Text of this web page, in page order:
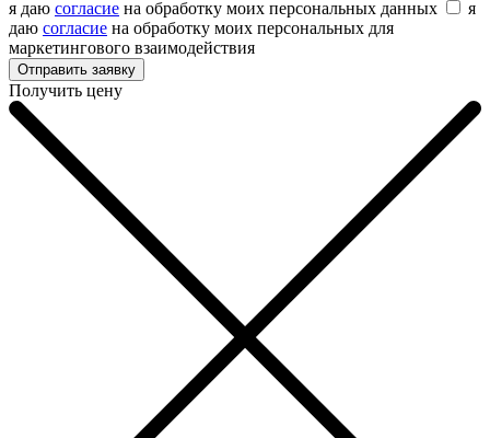
я даю согласие на обработку моих персональных данных
я
даю согласие на обработку моих персональных для
маркетингового взаимодействия
Получить цену